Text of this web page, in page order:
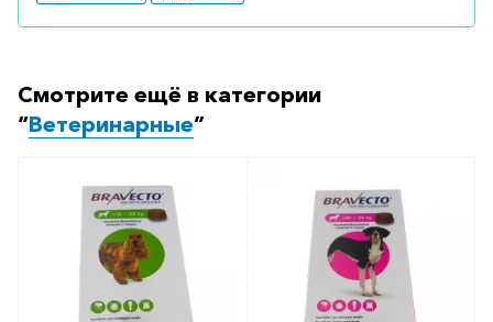
Смотрите ещё в категории
“Ветеринарные”